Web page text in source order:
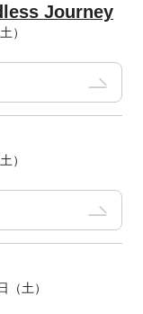
Journey
）
）
土）